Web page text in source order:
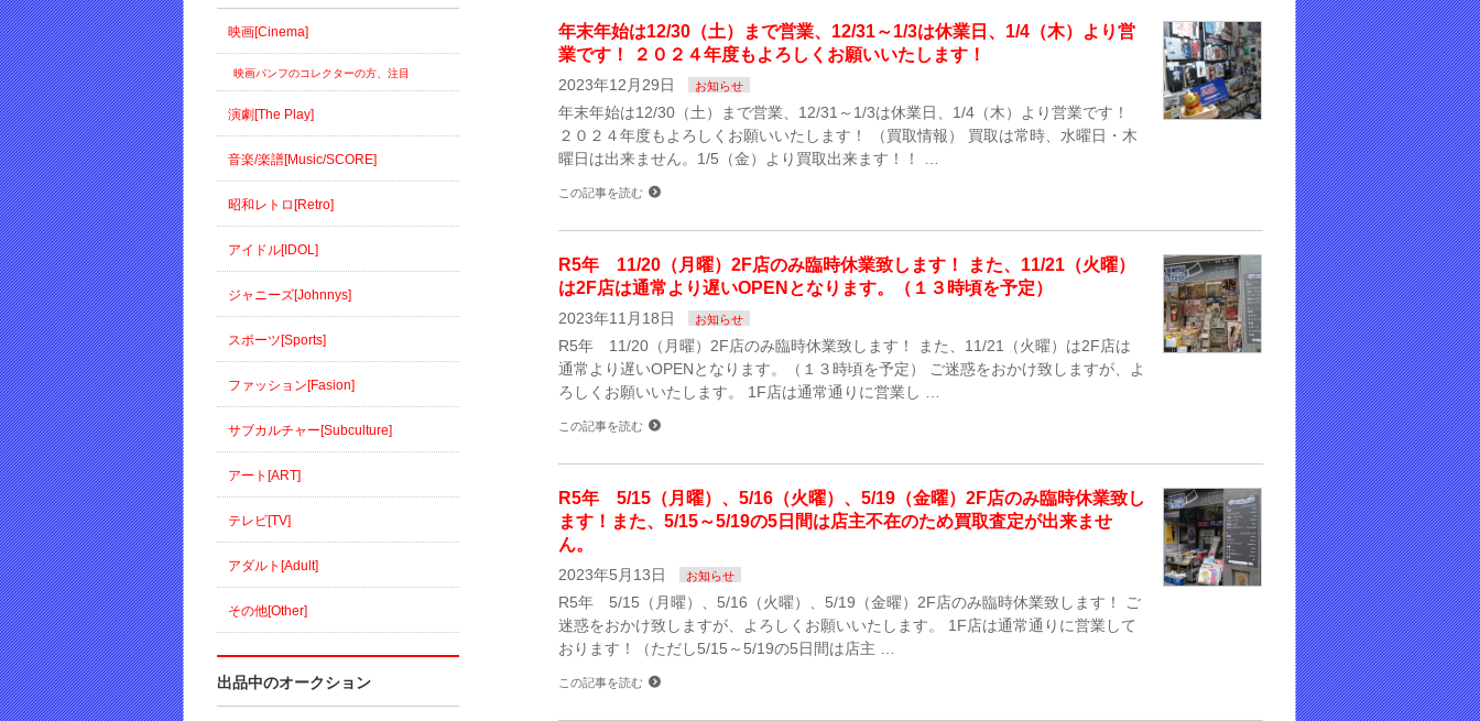
年末年始は12/30（土）まで営業、12/31～1/3は休業日、1/4（木）より営
業です！ ２０２４年度もよろしくお願いいたします！
2023年12月29日 お知らせ
年末年始は12/30（土）まで営業、12/31～1/3は休業日、1/4（木）より営業です！
２０２４年度もよろしくお願いいたします！ （買取情報） 買取は常時、水曜日・木
曜日は出来ません。1/5（金）より買取出来ます！！ …
この記事を読む
R5年 11/20（月曜）2F店のみ臨時休業致します！ また、11/21（火曜）
は2F店は通常より遅いOPENとなります。（１３時頃を予定）
2023年11月18日 お知らせ
R5年 11/20（月曜）2F店のみ臨時休業致します！ また、11/21（火曜）は2F店は
通常より遅いOPENとなります。（１３時頃を予定） ご迷惑をおかけ致しますが、よ
ろしくお願いいたします。 1F店は通常通りに営業し …
この記事を読む
R5年 5/15（月曜）、5/16（火曜）、5/19（金曜）2F店のみ臨時休業致し
ます！また、5/15～5/19の5日間は店主不在のため買取査定が出来ませ
ん。
2023年5月13日 お知らせ
R5年 5/15（月曜）、5/16（火曜）、5/19（金曜）2F店のみ臨時休業致します！ ご
迷惑をおかけ致しますが、よろしくお願いいたします。 1F店は通常通りに営業して
おります！（ただし5/15～5/19の5日間は店主 …
この記事を読む
映画[Cinema]
映画パンフのコレクターの方、注目
演劇[The Play]
音楽/楽譜[Music/SCORE]
昭和レトロ[Retro]
アイドル[IDOL]
ジャニーズ[Johnnys]
スポーツ[Sports]
ファッション[Fasion]
サブカルチャー[Subculture]
アート[ART]
テレビ[TV]
アダルト[Adult]
その他[Other]
出品中のオークション